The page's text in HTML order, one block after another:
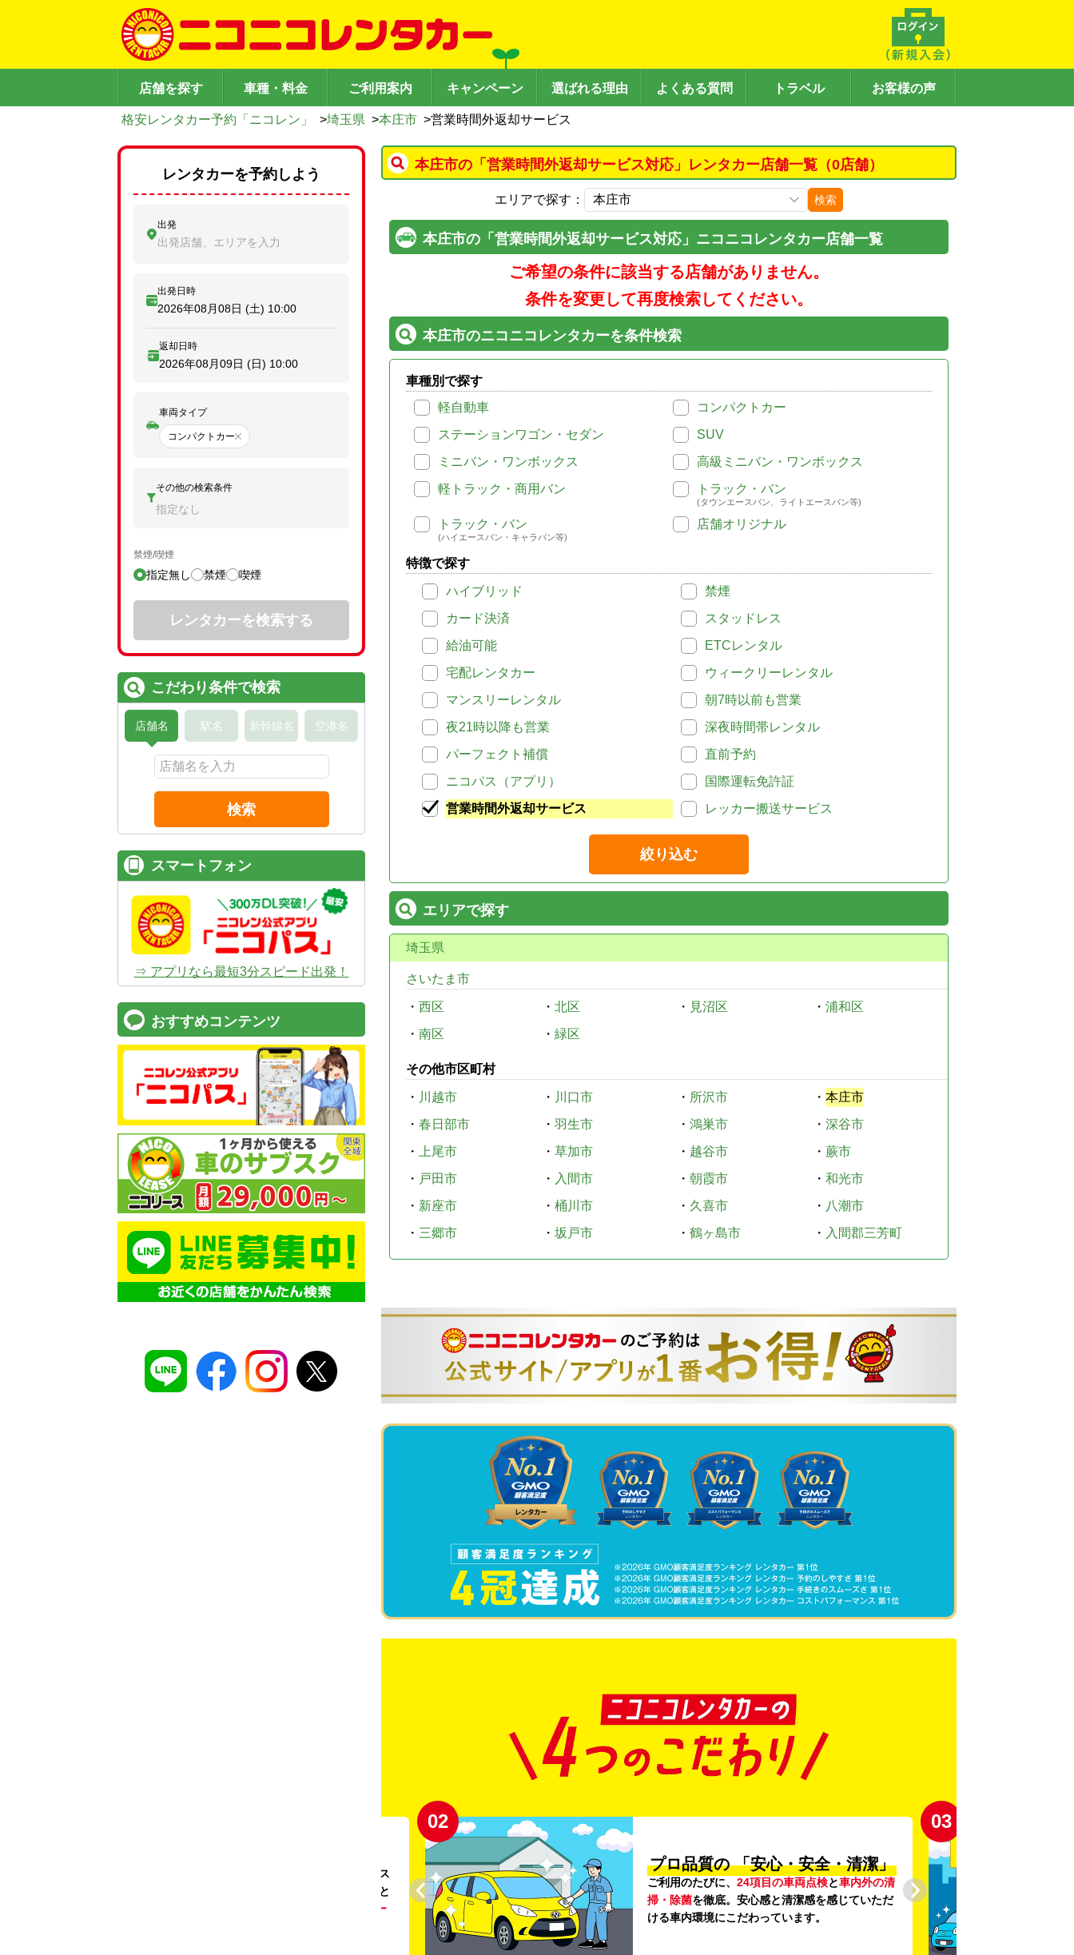
店舗を探す 車種・料金 ご利用案内 キャンペーン 選ばれる理由 よくある質問 トラベル お客様の声
格安レンタカー予約「ニコレン」 >埼玉県 >本庄市 >営業時間外返却サービス
本庄市の「営業時間外返却サービス対応」レンタカー店舗一覧（0店舗）
エリアで探す： 検索
本庄市の「営業時間外返却サービス対応」ニコニコレンタカー店舗一覧
ご希望の条件に該当する店舗がありません。
条件を変更して再度検索してください。
本庄市のニコニコレンタカーを条件検索
車種別で探す
軽自動車
コンパクトカー
ステーションワゴン・セダン
SUV
ミニバン・ワンボックス
高級ミニバン・ワンボックス
軽トラック・商用バン
トラック・バン
(タウンエースバン、ライトエースバン等)
トラック・バン
(ハイエースバン・キャラバン等)
店舗オリジナル
特徴で探す
ハイブリッド
禁煙
カード決済
スタッドレス
給油可能
ETCレンタル
宅配レンタカー
ウィークリーレンタル
マンスリーレンタル
朝7時以前も営業
夜21時以降も営業
深夜時間帯レンタル
パーフェクト補償
直前予約
ニコパス（アプリ）
国際運転免許証
営業時間外返却サービス
レッカー搬送サービス
絞り込む
エリアで探す
埼玉県
さいたま市
・ 西区 ・ 北区 ・ 見沼区 ・ 浦和区
・ 南区 ・ 緑区
その他市区町村
・ 川越市 ・ 川口市 ・ 所沢市 ・ 本庄市
・ 春日部市 ・ 羽生市 ・ 鴻巣市 ・ 深谷市
・
上尾市 ・ 草加市 ・ 越谷市 ・ 蕨市
・ 戸田市 ・ 入間市 ・ 朝霞市 ・ 和光市
・ 新座市 ・ 桶川市 ・ 久喜市 ・ 八潮市
・ 三郷市 ・ 坂戸市 ・ 鶴ヶ島市 ・ 入間郡三芳町
。ガソリンス
タンドや整備工場の既存インフラを活用すること
リー
02
プロ品質の 「安心・安全・清潔」
ご利用のたびに、 24項目の車両点検と車内外の清
掃・除菌を徹底。安心感と清潔感を感じていただ
ける車内環境にこだわっています。
03
レンタカーを予約しよう
出発
出発店舗、エリアを入力
出発日時
2026年08月08日 (土) 10:00
返却日時
2026年08月09日 (日) 10:00
車両タイプ
コンパクトカー
その他の検索条件
指定なし
禁煙/喫煙
指定無し 禁煙 喫煙
レンタカーを検索する
こだわり条件で検索
店舗名 駅名 新幹線名 空港名
検索
スマートフォン
⇒ アプリなら最短3分スピード出発！
おすすめコンテンツ